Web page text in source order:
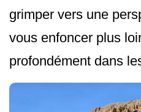
grimper vers une
vous enfoncer plus
profondément dans